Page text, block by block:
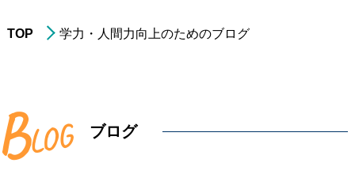
小学3年生以上の
TOP 学力・人間力向上のためのブログ
G ブログ